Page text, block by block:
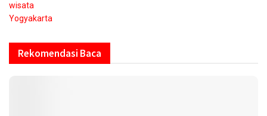
wisata
Yogyakarta
Rekomendasi Baca